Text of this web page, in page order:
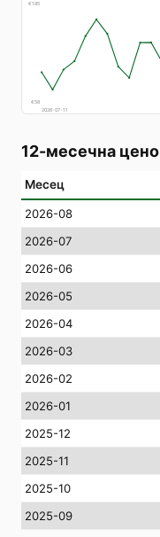
€185
€58
2026-07-11
12-месечна
Месец
2026-08
2026-07
2026-06
2026-05
2026-04
2026-03
2026-02
2026-01
2025-12
2025-11
2025-10
2025-09